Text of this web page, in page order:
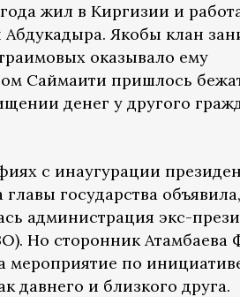
года жил в Киргизии и
Абдукадыра. Якобы клан
оказывало ему
Саймаити пришлось
денег у другого
с инаугурации
государства
администрация экс-
Но сторонник Атамбаева
мероприятие по
давнего и близкого друга.